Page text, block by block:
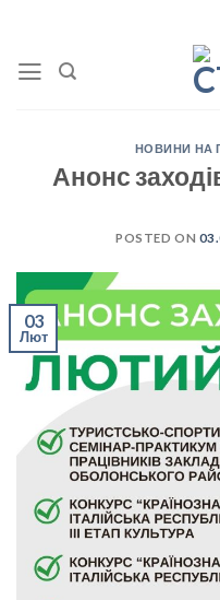
content
НОВИНИ НА
Анонс
POSTED ON
03
Лют